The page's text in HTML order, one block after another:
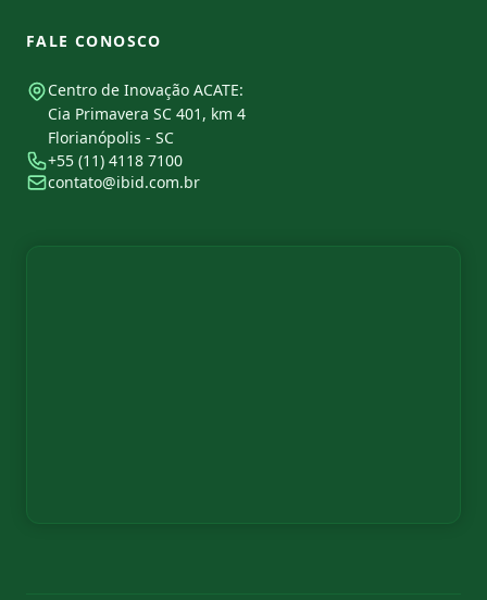
FALE CONOSCO
Centro de Inovação ACATE:
Cia Primavera SC 401, km 4
Florianópolis - SC
+55 (11) 4118 7100
contato@ibid.com.br